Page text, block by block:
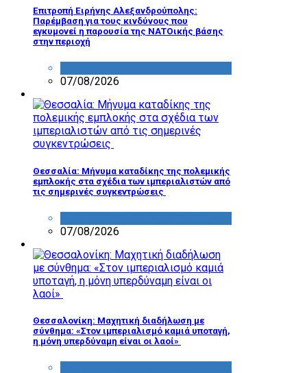
Επιτροπή Ειρήνης Αλεξανδρούπολης:
Παρέμβαση για τους κινδύνους που
εγκυμονεί η παρουσία της ΝΑΤΟικής βάσης
στην περιοχή
07/08/2026
Θεσσαλία: Μήνυμα καταδίκης της πολεμικής
εμπλοκής στα σχέδια των ιμπεριαλιστών από
τις σημερινές συγκεντρώσεις
07/08/2026
Θεσσαλονίκη: Μαχητική διαδήλωση με
σύνθημα: «Στον ιμπεριαλισμό καμιά υποταγή,
η μόνη υπερδύναμη είναι οι λαοί»